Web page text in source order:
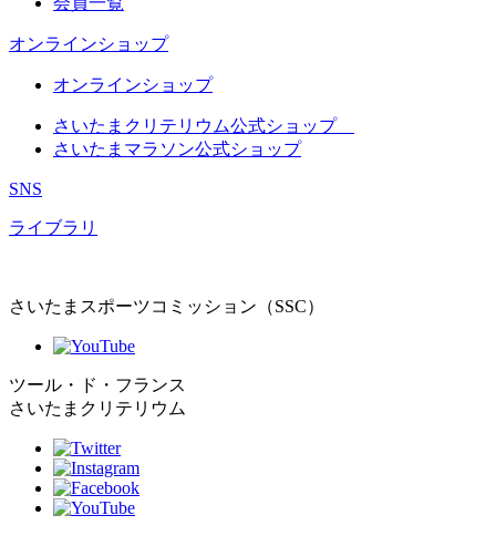
オンラインショップ
オンラインショップ
さいたまクリテリウム公式ショップ
さいたまマラソン公式ショップ
SNS
ライブラリ
さいたまスポーツコミッション（SSC）
ツール・ド・フランス
さいたまクリテリウム